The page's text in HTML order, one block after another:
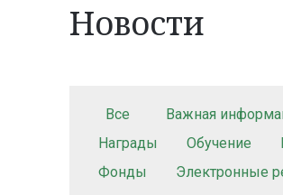
Новости
Все Важная
Награды
Обучение
Фонды
Электронные